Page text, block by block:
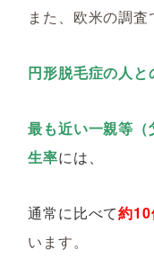
また、欧米の調査
円形脱毛症の人と
最も近い一親等
生率には、
通常に比べて約
います。